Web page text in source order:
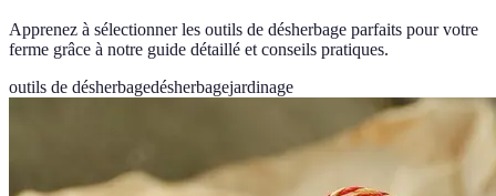
Apprenez à sélectionner les outils de désherbage parfaits pour votre
ferme grâce à notre guide détaillé et conseils pratiques.
outils de désherbagedésherbagejardinage